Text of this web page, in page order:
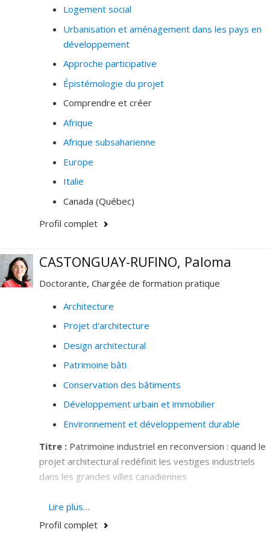
America, Europe and Asia.
Logement social
Urbanisation et aménagement dans les pays en
développement
Approche participative
Épistémologie du projet
Comprendre et créer
Afrique
Afrique subsaharienne
Europe
Italie
Canada (Québec)
Profil complet
CASTONGUAY-RUFINO, Paloma
Doctorante, Chargée de formation pratique
Architecture
Projet d'architecture
Design architectural
Patrimoine bâti
Conservation des bâtiments
Développement urbain et immobilier
Environnement et développement durable
Titre : Patrimoine industriel en reconversion : quand le
projet architectural redéfinit les vestiges industriels
dans les grandes villes canadiennes
confrontées au phénomène des vestiges post-
industriels, caractérisés par leur obsolescence.
Lire plus…
Profil complet